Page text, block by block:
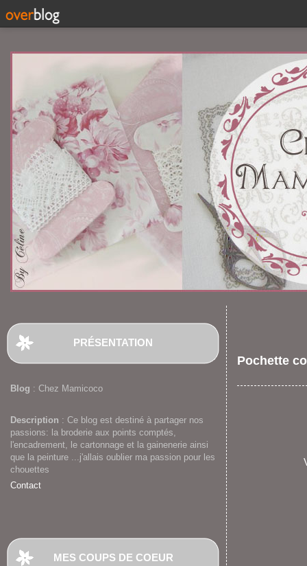
PRÉSENTATION
Blog : Chez Mamicoco
Description : Ce blog est destiné à partager nos
passions: la broderie aux points comptés,
l'encadrement, le cartonnage et la gainenerie ainsi
que la peinture ...j'allais oublier ma passion pour les
chouettes
Contact
MES COUPS DE COEUR
Pochette